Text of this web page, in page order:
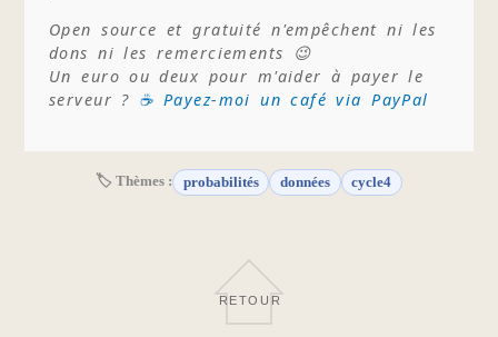
Open source et gratuité n'empêchent ni les
dons ni les remerciements 😉
Un euro ou deux pour m'aider à payer le
serveur ? ☕ Payez-moi un café via PayPal
🏷 Thèmes : probabilités données cycle4
RETOUR